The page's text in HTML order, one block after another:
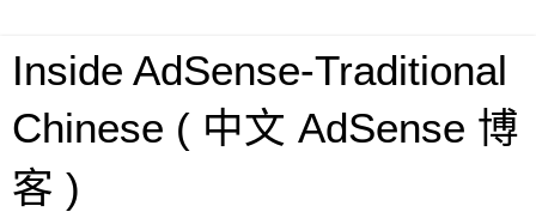
Inside AdSense-Traditional
Chinese ( 中文 AdSense 博
客 )